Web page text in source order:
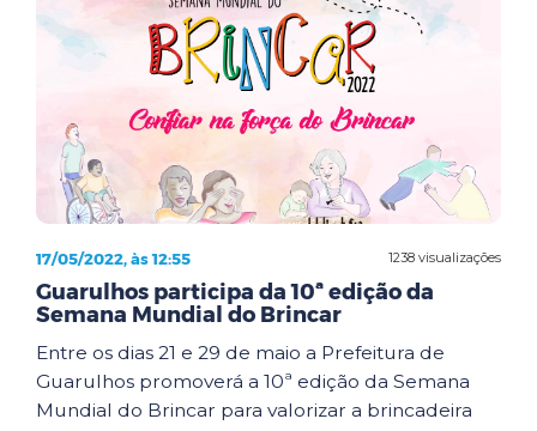
1238 visualizações
17/05/2022, às 12:55
Guarulhos participa da 10ª edição da
Semana Mundial do Brincar
Entre os dias 21 e 29 de maio a Prefeitura de
Guarulhos promoverá a 10ª edição da Semana
Mundial do Brincar para valorizar a brincadeira